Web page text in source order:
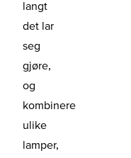
langt
det lar
seg
gjøre,
og
kombinere
ulike
lamper,